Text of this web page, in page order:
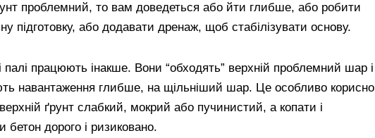
проблемний, то вам доведеться або йти глибше, або робити
підготовку, або додавати дренаж, щоб стабілізувати основу.
палі працюють інакше. Вони “обходять” верхній проблемний шар і
навантаження глибше, на щільніший шар. Це особливо корисно
ґрунт слабкий, мокрий або пучинистий, а копати і
бетон дорого і ризиковано.